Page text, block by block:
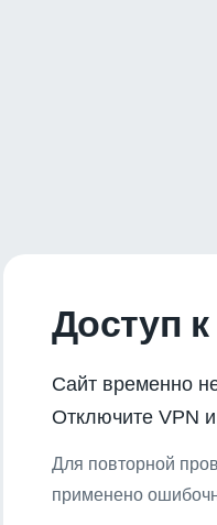
Доступ
Сайт временно
Отключите VPN и
Для повторной
применено